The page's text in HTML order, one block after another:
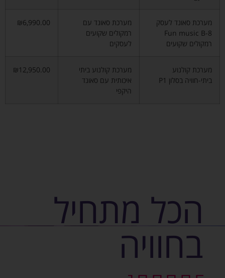
מערכת סאונד לעסק
Fun music B-8
רמקולים שקועים
מערכת סאונד עם
רמקולים שקועים
לעסקים
₪6,990.00
מערכת קולנוע
ביתי-חוויה בסלון P1
מערכת קולנוע ביתי
איכותית עם סאונד
היקפי
₪12,950.00
הכל מתחיל
בחוויה